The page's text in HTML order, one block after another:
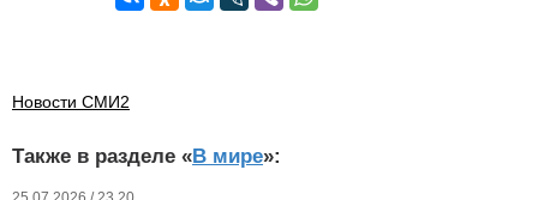
Новости СМИ2
Также в разделе «В мире»: